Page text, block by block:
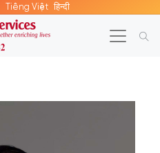
Tiếng Việt हिन्दी